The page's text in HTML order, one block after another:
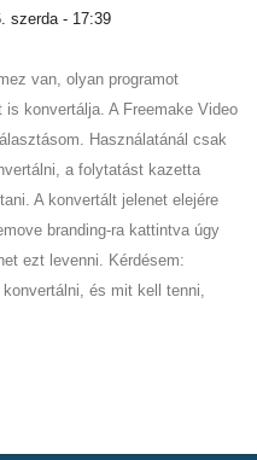
szerda - 17:39
van, olyan programot
konvertálja. A Freemake Video
Használatánál csak
a folytatást kazetta
A konvertált jelenet elejére
branding-ra kattintva úgy
ezt levenni. Kérdésem:
és mit kell tenni,